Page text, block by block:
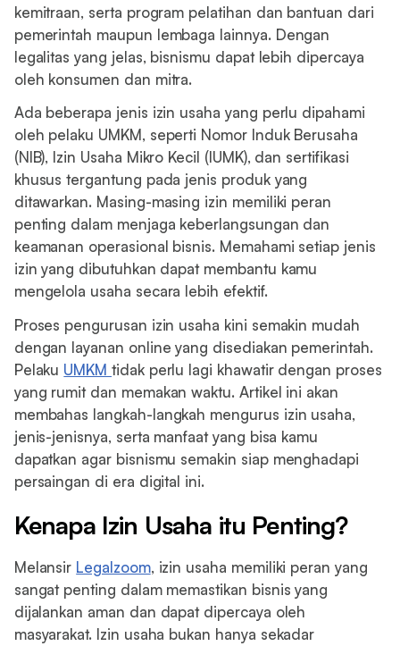
kemitraan, serta program pelatihan dan bantuan dari
pemerintah maupun lembaga lainnya. Dengan
legalitas yang jelas, bisnismu dapat lebih dipercaya
oleh konsumen dan mitra.
Ada beberapa jenis izin usaha yang perlu dipahami
oleh pelaku UMKM, seperti Nomor Induk Berusaha
(NIB), Izin Usaha Mikro Kecil (IUMK), dan sertifikasi
khusus tergantung pada jenis produk yang
ditawarkan. Masing-masing izin memiliki peran
penting dalam menjaga keberlangsungan dan
keamanan operasional bisnis. Memahami setiap jenis
izin yang dibutuhkan dapat membantu kamu
mengelola usaha secara lebih efektif.
Proses pengurusan izin usaha kini semakin mudah
dengan layanan online yang disediakan pemerintah.
Pelaku UMKMtidak perlu lagi khawatir dengan proses
yang rumit dan memakan waktu. Artikel ini akan
membahas langkah-langkah mengurus izin usaha,
jenis-jenisnya, serta manfaat yang bisa kamu
dapatkan agar bisnismu semakin siap menghadapi
persaingan di era digital ini.
Kenapa Izin Usaha itu Penting?
Melansir Legalzoom, izin usaha memiliki peran yang
sangat penting dalam memastikan bisnis yang
dijalankan aman dan dapat dipercaya oleh
masyarakat. Izin usaha bukan hanya sekadar